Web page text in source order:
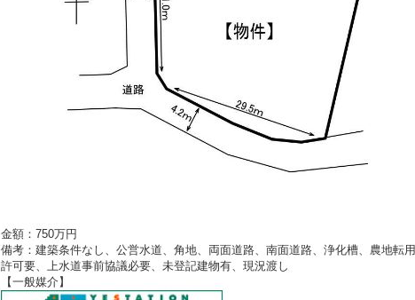
金額 ：750万円
備考： 建築条件なし、公営水道、角地、両面道路、南面道路、浄化槽、農地転用
許可要、上水道事前協議必要、未登記建物有、現況渡し
【一般媒介】